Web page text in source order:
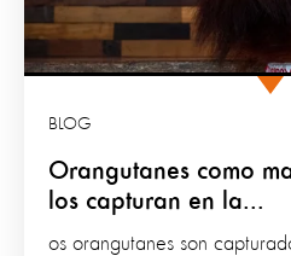
Orangutanes como
los capturan en la...
BLOG
os orangutanes son